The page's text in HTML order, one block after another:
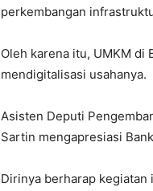
perkembangan
Oleh karena itu, UMKM di
mendigitalisasi usahanya.
Asisten Deputi
Sartin mengapresiasi
Dirinya berharap kegiatan